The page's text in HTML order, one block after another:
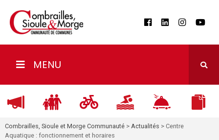
MENU
Combrailles, Sioule et Morge Communauté > Actualités > Centre
Aquatique : fonctionnement et horaires